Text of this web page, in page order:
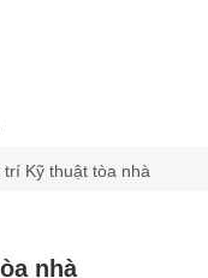
Kỹ thuật tòa nhà
nhà